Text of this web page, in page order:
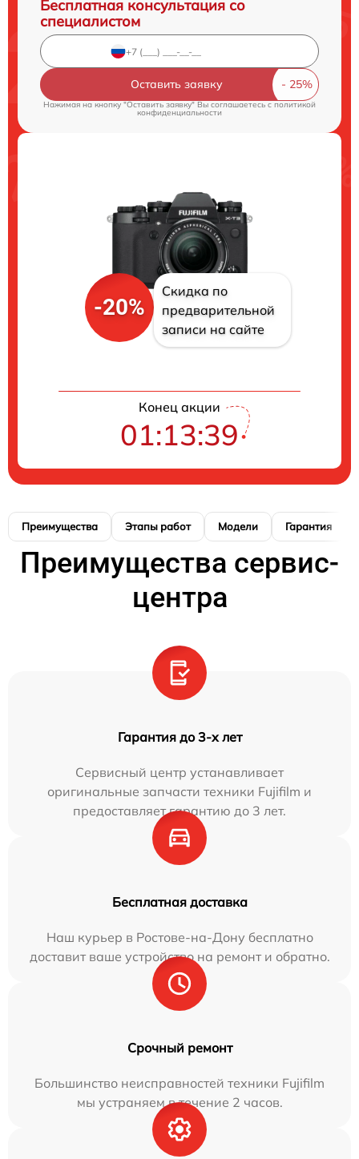
Бесплатная консультация со
специалистом
Оставить заявку
Нажимая на кнопку "Оставить заявку" Вы соглашаетесь c политикой
конфиденциальности
-20%
Скидка по
предварительной
записи на сайте
Конец акции
01:13:38
Преимущества Этапы работ Модели Гарантия
Преимущества сервис-
центра
Гарантия до 3-х лет
Сервисный центр устанавливает
оригинальные запчасти техники Fujifilm и
предоставляет гарантию до 3 лет.
Бесплатная доставка
Наш курьер в Ростове-на-Дону бесплатно
доставит ваше устройство на ремонт и обратно.
Срочный ремонт
Большинство неисправностей техники Fujifilm
мы устраняем в течение 2 часов.